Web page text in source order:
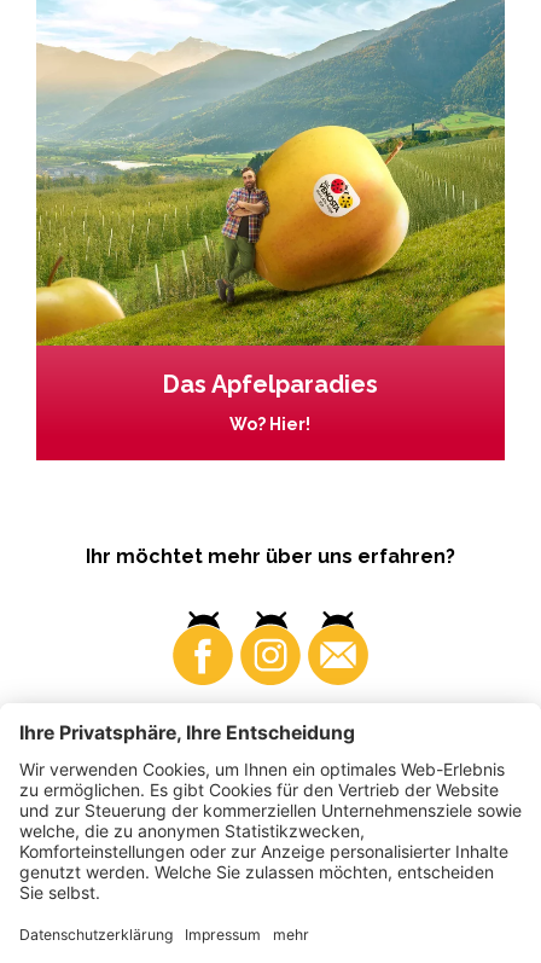
Das Apfelparadies
Wo? Hier!
Ihr möchtet mehr über uns erfahren?
Business Produzenten
2026
VI.P Gen. landw. Gesellschaft